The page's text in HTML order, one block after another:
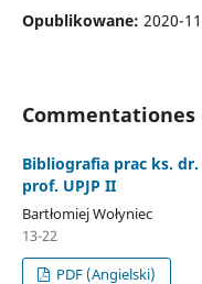
Opublikowane: 2020-
Bibliografia prac ks.
prof. UPJP II
Bartłomiej Wołyniec
13-22
PDF (Angielski)